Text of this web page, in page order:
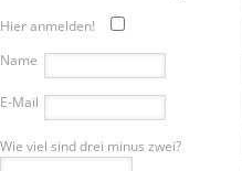
Hier anmelden!
Name
E-Mail
Wie viel sind drei minus zwei?